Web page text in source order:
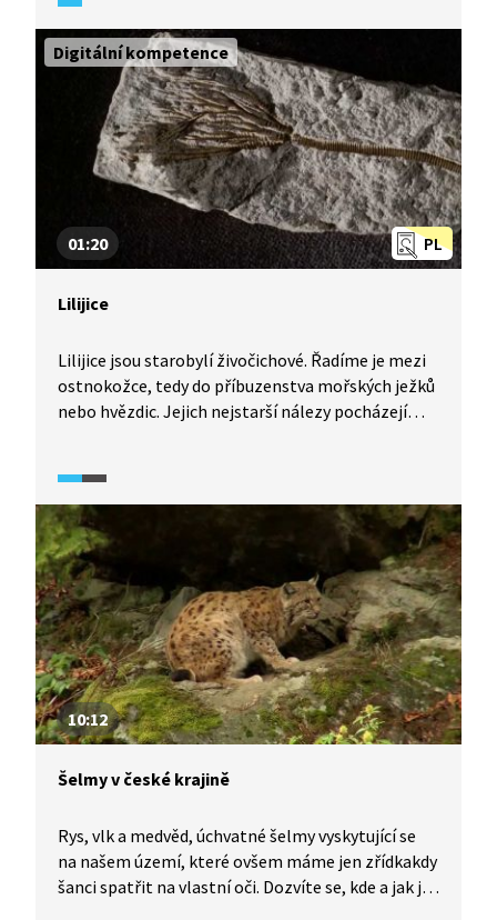
příslušníka čeledi myšovitých.
Digitální kompetence
PL
01:20
Lilijice
Lilijice jsou starobylí živočichové. Řadíme je mezi
ostnokožce, tedy do příbuzenstva mořských ježků
nebo hvězdic. Jejich nejstarší nálezy pocházejí
lilijic můžeme v hojné míře najít např. v Českém
krasu.
10:12
Šelmy v české krajině
Rys, vlk a medvěd, úchvatné šelmy vyskytující se
na našem území, které ovšem máme jen zřídkakdy
šanci spatřit na vlastní oči. Dozvíte se, kde a jak je